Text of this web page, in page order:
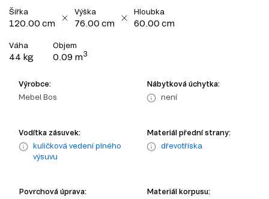
Šířka
120.00 cm
Výška
76.00 cm
Hloubka
60.00 cm
Váha
44 kg
Objem
0.09 m3
Výrobce:
Mebel Bos
Nábytková úchytka:
není
Vodítka zásuvek:
kuličková vedení plného
výsuvu
Materiál přední strany:
dřevotříska
Povrchová úprava:
Materiál korpusu: